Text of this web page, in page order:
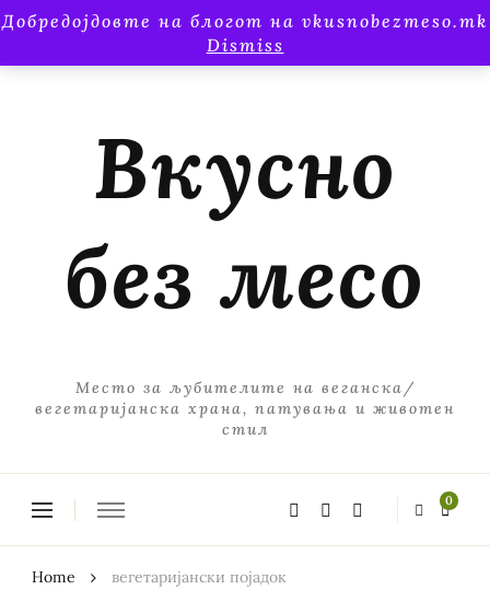
Добредојдовте на блогот на vkusnobezmeso.mk
Dismiss
Вкусно
без месо
Место за љубителите на веганска/
вегетаријанска храна, патувања и животен
стил
0
Home вегетаријански појадок